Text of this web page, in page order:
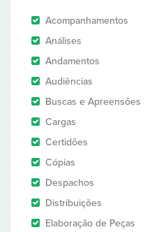
Acompanhamentos
Análises
Andamentos
Audiências
Buscas e Apreensões
Cargas
Certidões
Cópias
Despachos
Distribuições
Elaboração de Peças